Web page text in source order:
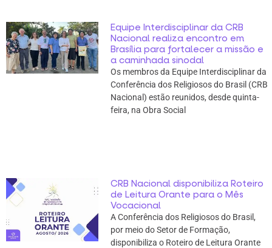
Equipe Interdisciplinar da CRB
Nacional realiza encontro em
Brasília para fortalecer a missão e
a caminhada sinodal
Os membros da Equipe Interdisciplinar da
Conferência dos Religiosos do Brasil (CRB
Nacional) estão reunidos, desde quinta-
feira, na Obra Social
CRB Nacional disponibiliza Roteiro
de Leitura Orante para o Mês
Vocacional
A Conferência dos Religiosos do Brasil,
por meio do Setor de Formação,
disponibiliza o Roteiro de Leitura Orante